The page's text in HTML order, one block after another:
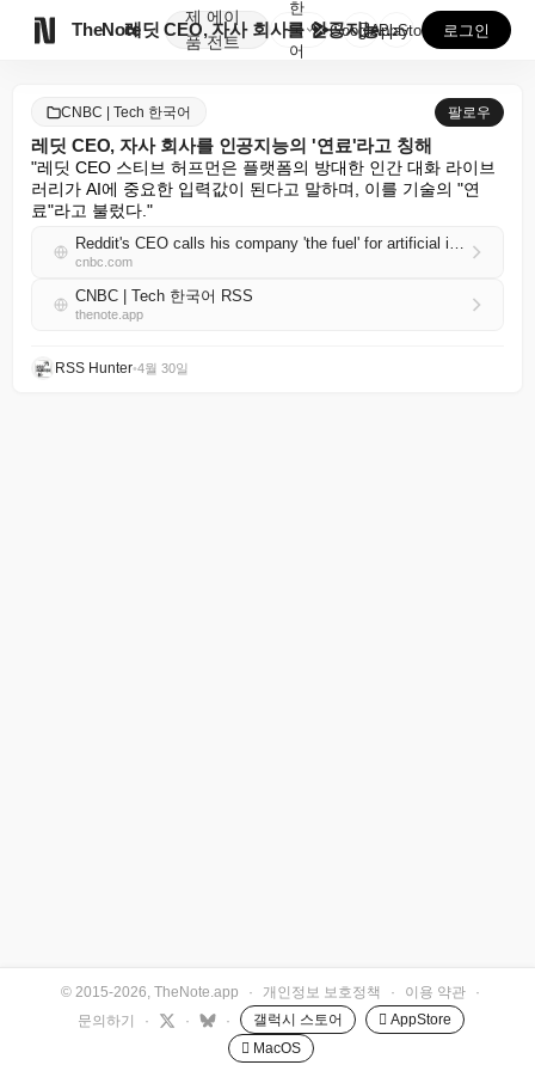
TheNote
제
품
에이
전트
레딧 CEO, 자사 회사를 인공지능의 '연료'라고 칭해
한
국
어
GooglePlay
AppStore 로그인
CNBC | Tech 한국어 팔로우
레딧 CEO, 자사 회사를 인공지능의 '연료'라고 칭해
"레딧 CEO 스티브 허프먼은 플랫폼의 방대한 인간 대화 라이브
러리가 AI에 중요한 입력값이 된다고 말하며, 이를 기술의 "연
료"라고 불렀다."
Reddit's CEO calls his company 'the fuel' for artificial intelligence
cnbc.com
CNBC | Tech 한국어 RSS
thenote.app
RSS Hunter•4월 30일
© 2015-2026, TheNote.app · 개인정보 보호정책 · 이용 약관
·
문의하기
· · · 갤럭시 스토어
 AppStore
 MacOS